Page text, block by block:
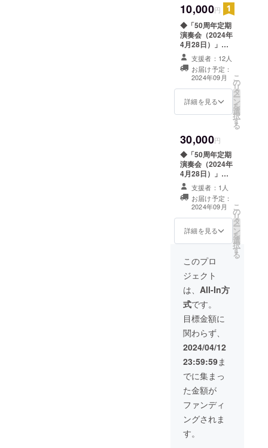
◆「50周年記念
曲」をインター
ネットで聴くこ
とができます。
(URLをメールに
てご連絡）
◆「特製グッズ
セット」をお送
りします。 （ス
アファイルを予
定。現在作成中
イズ程度、クリ
アファイルはA
４サイズを予定
しています）
※「50周年記念
曲」の配信、
グッズについて
は 2024年9月
頃のご連絡、配
送を予定してお
ります。
10,000円
◆「50周年定期
演奏会（2024年
4月28日）」の
当日配布プログ
ラムに ご支援
頂いた方のお名
前一覧を挟ませ
て頂きます。
（ニックネーム
◆「50周年記念
曲」をインター
ネットで聴くこ
とができます。
（URLをメール
にてご連絡）
◆「特製グッズ
セット」をお送
りします。 （ス
テッカー、クリ
アファイルを予
定。現在作成中
です。ステッ
カーはハガキサ
イズ程度、クリ
アファイルはA
４サイズを予定
しています））
◆「楽団オリジ
ナルTシャツ」を
お送りします。
（次回定期演奏
会で団員が着用
するものと同じ
デザインを予定
しています。サ
イズS、M、Lを
選択。選択がな
い場合はMサイ
ズになります）
※「50周年記念
曲」の配信、
支援者：12人
お届け予定：
2024年09月
詳細を見る
こ
の
リ
タ
ー
ン
を
選
択
す
る
30,000円
◆「50周年定期
演奏会（2024年
4月28日）」の
当日配布プログ
ラムに ご支援
頂いた方のお名
前一覧を挟ませ
て頂きます。
（ニックネーム
入ください）
◆「50周年記念
曲」をインター
ネットで聴くこ
とができます。
（URLをメール
にてご連絡）
◆「特製グッズ
セット」をお送
りします。 （ス
アファイルを予
定。現在作成中
です。ステッ
カーはハガキサ
イズ程度、クリ
アファイルはA
４サイズを予定
しています））
◆「楽団オリジ
支援者：1人
お届け予定：
2024年09月
詳細を見る
こ
の
リ
タ
ー
ン
を
選
択
す
る
このプロ
ジェクト
は、 All-In方
式です。
目標金額に
関わらず、
2024/04/12
23:59:59ま
でに集まっ
た金額が
ファンディ
ングされま
す。